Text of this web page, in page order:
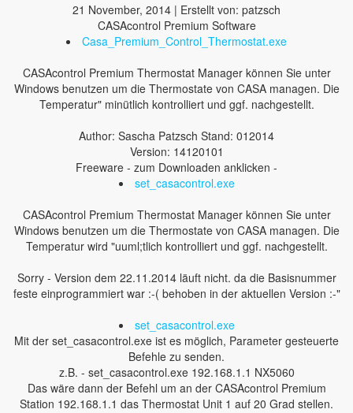
21 November, 2014 | Erstellt von: patzsch
CASAcontrol Premium Software
Casa_Premium_Control_Thermostat.exe
CASAcontrol Premium Thermostat Manager können Sie unter
Windows benutzen um die Thermostate von CASA managen. Die
Temperatur" minütlich kontrolliert und ggf. nachgestellt.
Author: Sascha Patzsch Stand: 012014
Version: 14120101
Freeware - zum Downloaden anklicken -
set_casacontrol.exe
CASAcontrol Premium Thermostat Manager können Sie unter
Windows benutzen um die Thermostate von CASA managen. Die
Temperatur wird "uuml;tlich kontrolliert und ggf. nachgestellt.
Sorry - Version dem 22.11.2014 läuft nicht. da die Basisnummer
feste einprogrammiert war :-( behoben in der aktuellen Version :-"
set_casacontrol.exe
Mit der set_casacontrol.exe ist es möglich, Parameter gesteuerte
Befehle zu senden.
z.B. - set_casacontrol.exe 192.168.1.1 NX5060
Das wäre dann der Befehl um an der CASAcontrol Premium
Station 192.168.1.1 das Thermostat Unit 1 auf 20 Grad stellen.